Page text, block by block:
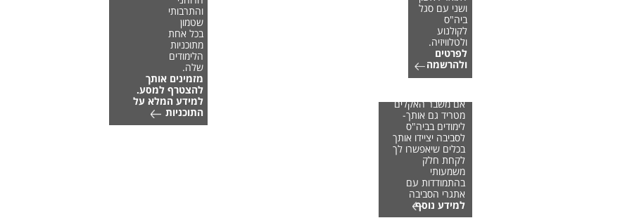
והתרבותי
שטמון
בכל אחת
מתוכניות
הלימודים
שלה.
מזמינים אותך
להצטרף למסע.
למידע המלא על
התוכניות
ושני עם סגל
ביה"ס
לקולנוע
ולטלוויזיה.
לפרטים
ולהרשמה
אם משבר האקלים
מטריד גם אותך-
לימודים בביה"ס
לסביבה יציידו אותך
בכלים שיאפשרו לך
לקחת חלק
משמעותי
בהתמודדות עם
אתגרי הסביבה
למידע נוסף